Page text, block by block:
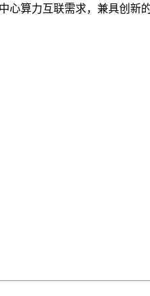
心算力互联需求，兼具创新